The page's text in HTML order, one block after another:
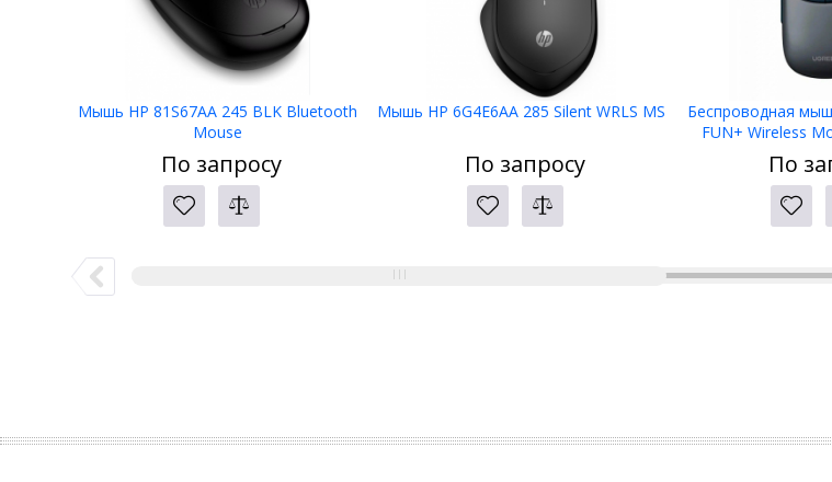
Мышь HP 81S67AA 245 BLK Bluetooth
Mouse
По запросу
Мышь HP 6G4E6AA 285 Silent WRLS MS
По запросу
Беспроводная
FUN+ Wireless
Battery
По